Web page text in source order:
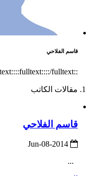
قاسم الفلاحي
::cck::63::/cck::::introtext::::/introtext::::fulltext::::/fulltext::
مقالات الكاتب
قاسم الفلاحي
...